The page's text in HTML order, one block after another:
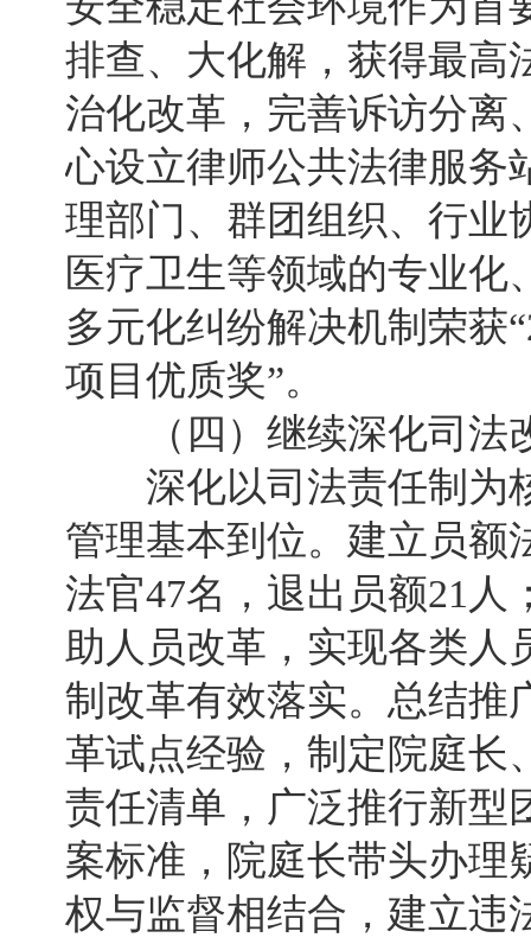
排查、大化解，获得最高
治化改革，完善诉访分离
心设立律师公共法律服务
理部门、群团组织、行业
医疗卫生等领域的专业
多元化纠纷解决机制荣获
项目优质奖”。
（四）继续深化司法
深化以司法责任制为
管理基本到位。建立员额
法官47名，退出员额21
助人员改革，实现各类人
制改革有效落实。总结推
革试点经验，制定院庭长
责任清单，广泛推行新型
案标准，院庭长带头办理
权与监督相结合，建立违